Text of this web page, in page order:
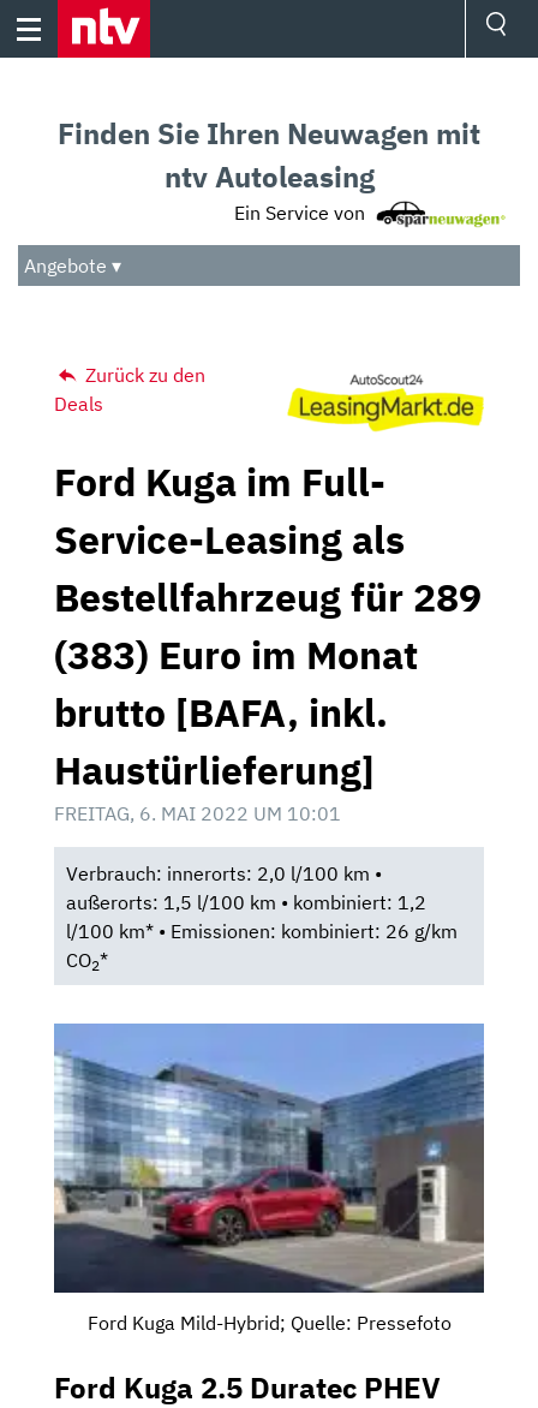
Skip
Audio
Das Beste
Finden Sie Ihren Neuwagen mit
ntv Autoleasing
Ein Service von
Angebote ▾
Zurück zu den
Deals
Ford Kuga im Full-
Service-Leasing als
Bestellfahrzeug für 289
(383) Euro im Monat
brutto [BAFA, inkl.
Haustürlieferung]
FREITAG, 6. MAI 2022 UM 10:01
Verbrauch: innerorts: 2,0 l/100 km •
außerorts: 1,5 l/100 km • kombiniert: 1,2
l/100 km* • Emissionen: kombiniert: 26 g/km
CO2*
Ford Kuga Mild-Hybrid; Quelle: Pressefoto
Ford Kuga 2.5 Duratec PHEV